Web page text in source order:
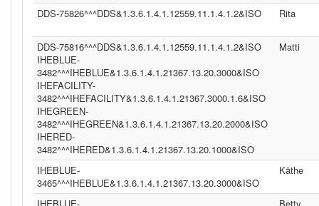
DDS-75826^^^DDS&1.3.6.1.4.1.12559.11.1.4.1.2&ISO Rita
DDS-75816^^^DDS&1.3.6.1.4.1.12559.11.1.4.1.2&ISO
IHEBLUE-
3482^^^IHEBLUE&1.3.6.1.4.1.21367.13.20.3000&ISO
IHEFACILITY-
3482^^^IHEFACILITY&1.3.6.1.4.1.21367.3000.1.6&ISO
IHEGREEN-
3482^^^IHEGREEN&1.3.6.1.4.1.21367.13.20.2000&ISO
IHERED-
3482^^^IHERED&1.3.6.1.4.1.21367.13.20.1000&ISO
Matti
IHEBLUE-
3465^^^IHEBLUE&1.3.6.1.4.1.21367.13.20.3000&ISO
Käthe